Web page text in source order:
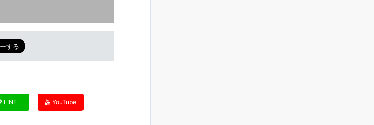
LINE YouTube